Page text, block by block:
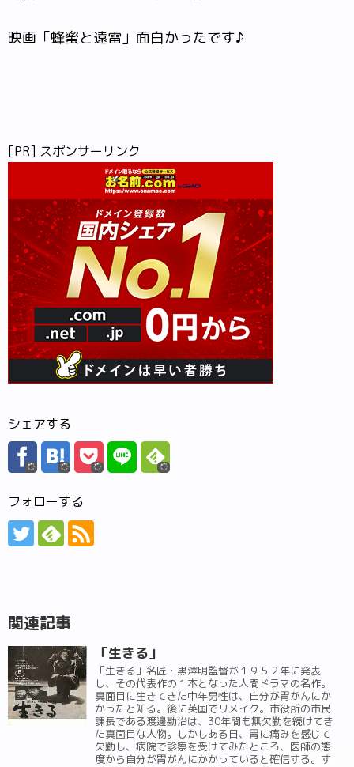
映画「蜂蜜と遠雷」面白かったです♪
[PR] スポンサーリンク
シェアする
フォローする
関連記事
「生きる」
「生きる」名匠・黒澤明監督が１９５２年に発表
し、その代表作の１本となった人間ドラマの名作。
真面目に生きてきた中年男性は、自分が胃がんにか
かったと知る。後に英国でリメイク。市役所の市民
課長である渡邊勘治は、30年間も無欠勤を続けてき
た真面目な人物。しかしある日、胃に痛みを感じて
欠勤し、病院で診察を受けてみたところ、医師の態
度から自分が胃がんにかかっていると確信する。す